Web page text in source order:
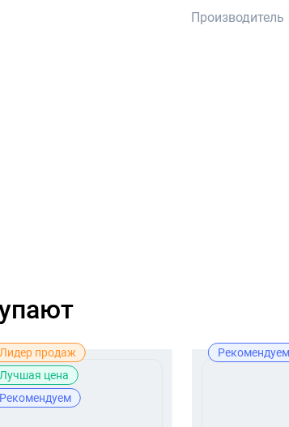
Производитель
Лидер продаж
Лучшая цена
Рекомендуем
Рекомендуем